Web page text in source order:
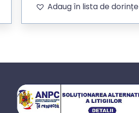
Adaug în lista de dorințe